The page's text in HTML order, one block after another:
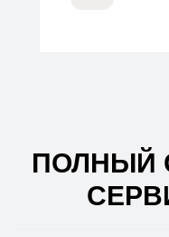
ПОЛНЫЙ